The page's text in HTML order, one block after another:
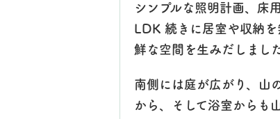
シンプルな照明計画、床
LDK 続きに居室や収納
鮮な空間を生みだしました
南側には庭が広がり、山
から、そして浴室からも